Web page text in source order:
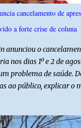
cancelamento de
a forte crise de coluna
anunciou o
nos dias 1º e 2 de
problema de saúde.
ao público, explicar o
ao palco. O